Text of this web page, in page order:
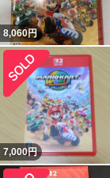
8,060円
7,000円